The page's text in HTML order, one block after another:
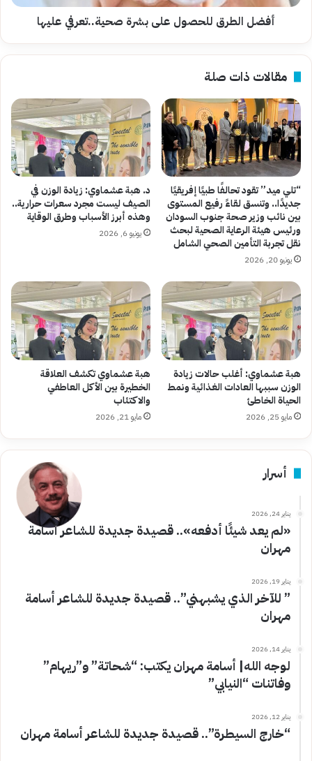
أفضل الطرق للحصول على بشرة صحية..تعرفي عليها
مقالات ذات صلة
“تلي ميد” تقود تحالفًا طبيًا إفريقيًا
جديدًا.. وتنسق لقاءً رفيع المستوى
بين نائب وزير صحة جنوب السودان
ورئيس هيئة الرعاية الصحية لبحث
نقل تجربة التأمين الصحي الشامل
يونيو 20, 2026
د. هبة عشماوي: زيادة الوزن في
الصيف ليست مجرد سعرات حرارية..
وهذه أبرز الأسباب وطرق الوقاية
يونيو 6, 2026
هبة عشماوي: أغلب حالات زيادة
الوزن سببها العادات الغذائية ونمط
الحياة الخاطئ
مايو 25, 2026
هبة عشماوي تكشف العلاقة
الخطيرة بين الأكل العاطفي
والاكتئاب
مايو 21, 2026
أسرار
يناير 24, 2026
«لم يعد شيئًا أدفعه».. قصيدة جديدة للشاعر أسامة
مهران
يناير 19, 2026
” للآخر الذي يشبهني”.. قصيدة جديدة للشاعر أسامة
مهران
يناير 14, 2026
لوجه الله| أسامة مهران يكتب: “شحاتة” و”ريهام”
وفاتنات “النيابي”
يناير 12, 2026
“خارج السيطرة”.. قصيدة جديدة للشاعر أسامة مهران